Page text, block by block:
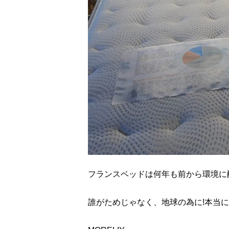
フランスベッドは何年も前から環境
誰がためじゃなく、地球の為に!本当